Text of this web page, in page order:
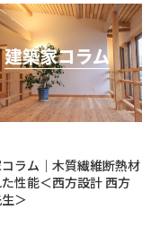
ラム｜木質繊維断熱材
性能＜西方設計 西方
＞